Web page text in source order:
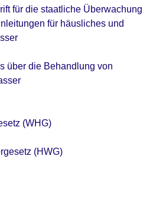
für die staatliche Überwachung
für häusliches und
Fenster
über die Behandlung von
Fenster
(WHG)
Fenster
(HWG)
Fenster